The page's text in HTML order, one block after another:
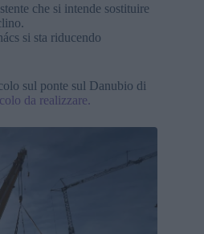
che si intende sostituire
si sta riducendo
sul ponte sul Danubio di
da realizzare.